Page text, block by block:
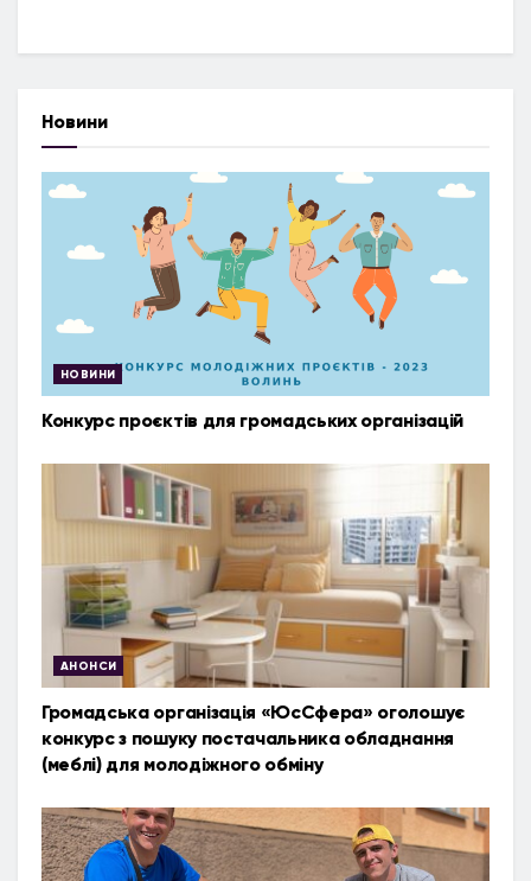
Новини
НОВИНИ
Конкурс проєктів для громадських організацій
АНОНСИ
Громадська організація «ЮсСфера» оголошує
конкурс з пошуку постачальника обладнання
(меблі) для молодіжного обміну